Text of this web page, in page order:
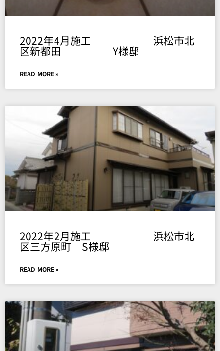
2022年4月施工 浜松市北
区新都田 Y様邸
READ MORE »
2022年2月施工 浜松市北
区三方原町 S様邸
READ MORE »